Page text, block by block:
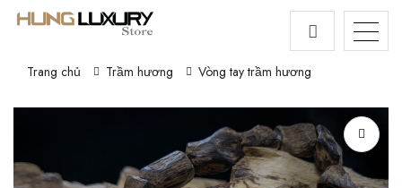
Trang chủ Trầm hương Vòng tay trầm hương